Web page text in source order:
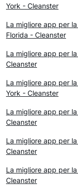
York - Cleanster
La migliore app per
Florida - Cleanster
La migliore app per
Cleanster
La migliore app per
York - Cleanster
La migliore app per
Cleanster
La migliore app per
Cleanster
La migliore app per
Cleanster